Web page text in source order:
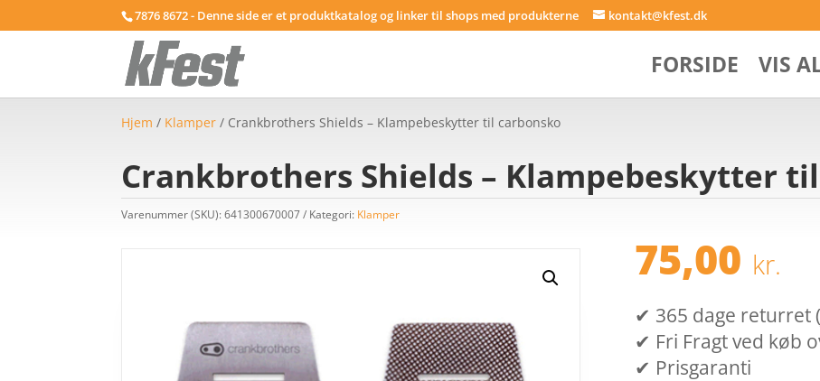
7876 8672 - Denne side er et produktkatalog og linker til shops med produkterne kontakt@kfest.dk
FORSIDE VIS
Hjem / Klamper / Crankbrothers Shields – Klampebeskytter til carbonsko
Crankbrothers Shields – Klampebeskytter
Varenummer (SKU):641300670007 Kategori: Klamper
75,00 kr.
✔ 365 dage returret
✔ Fri Fragt ved køb
✔ Prisgaranti